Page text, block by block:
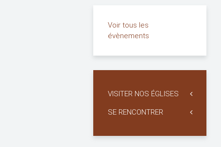
Voir tous les
évènements
VISITER NOS ÉGLISES
SE RENCONTRER